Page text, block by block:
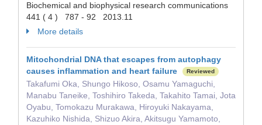
Biochemical and biophysical research communications
441 ( 4 ) 787 - 92 2013.11
More details
Mitochondrial DNA that escapes from autophagy
causes inflammation and heart failure
Reviewed
Takafumi Oka, Shungo Hikoso, Osamu Yamaguchi,
Manabu Taneike, Toshihiro Takeda, Takahito Tamai, Jota
Oyabu, Tomokazu Murakawa, Hiroyuki Nakayama,
Kazuhiko Nishida, Shizuo Akira, Akitsugu Yamamoto,